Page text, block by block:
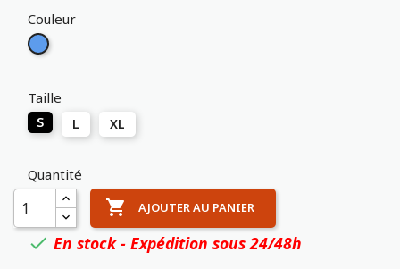
Couleur
Bleu
Taille
S L XL
Quantité
 AJOUTER AU PANIER
 En stock - Expédition sous 24/48h